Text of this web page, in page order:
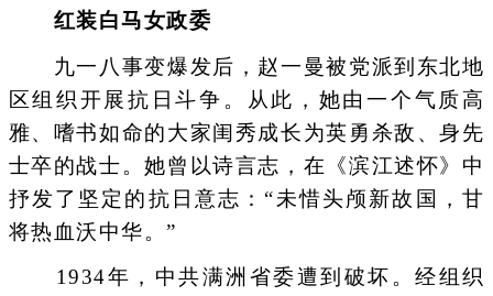
红装白马女政委
九一八事变爆发后，赵一曼被党派到东北地
区组织开展抗日斗争。从此，她由一个气质高
雅、嗜书如命的大家闺秀成长为英勇杀敌、身先
士卒的战士。她曾以诗言志，在《滨江述怀》中
抒发了坚定的抗日意志：“未惜头颅新故国，甘
将热血沃中华。”
1934年，中共满洲省委遭到破坏。经组织